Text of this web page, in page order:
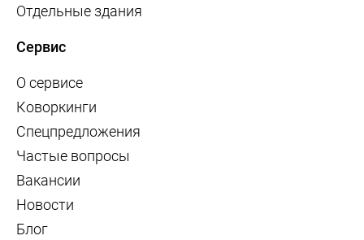
Отдельные здания
Сервис
О сервисе
Коворкинги
Спецпредложения
Частые вопросы
Вакансии
Новости
Блог